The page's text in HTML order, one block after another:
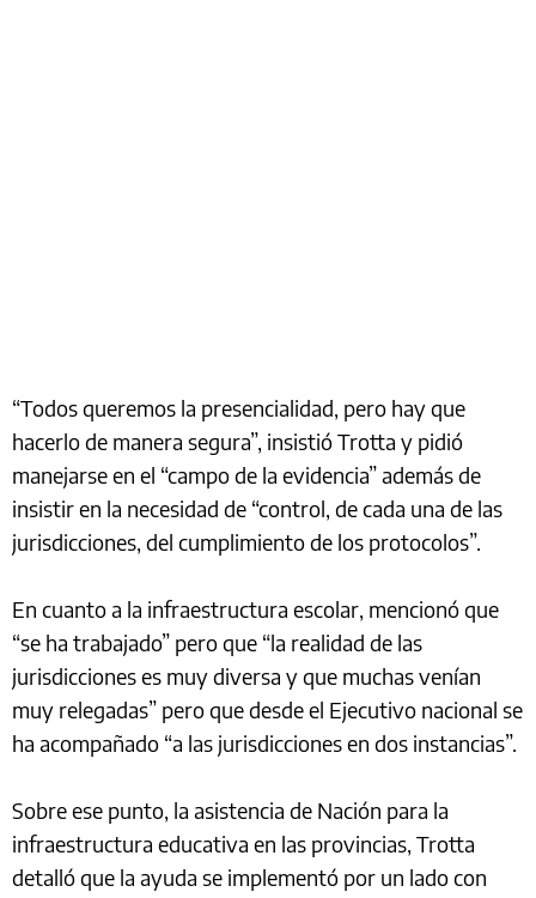
“Todos queremos la presencialidad, pero hay que
hacerlo de manera segura”, insistió Trotta y pidió
manejarse en el “campo de la evidencia” además de
insistir en la necesidad de “control, de cada una de las
jurisdicciones, del cumplimiento de los protocolos”.
En cuanto a la infraestructura escolar, mencionó que
“se ha trabajado” pero que “la realidad de las
jurisdicciones es muy diversa y que muchas venían
muy relegadas” pero que desde el Ejecutivo nacional se
ha acompañado “a las jurisdicciones en dos instancias”.
Sobre ese punto, la asistencia de Nación para la
infraestructura educativa en las provincias, Trotta
detalló que la ayuda se implementó por un lado con